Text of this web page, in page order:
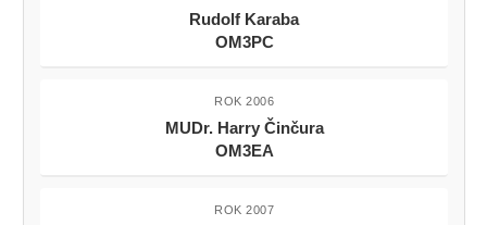
Rudolf Karaba
OM3PC
ROK 2006
MUDr. Harry Činčura
OM3EA
ROK 2007